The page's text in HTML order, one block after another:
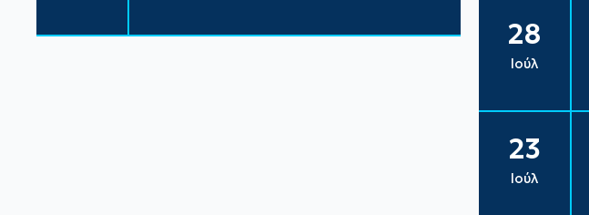
28
Ιούλ
23
Ιούλ